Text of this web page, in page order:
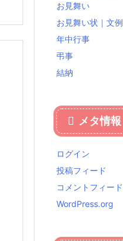
お見舞い
お見舞い状｜文例
年中行事
弔事
結納
メタ情報
ログイン
投稿フィード
コメントフィード
WordPress.org